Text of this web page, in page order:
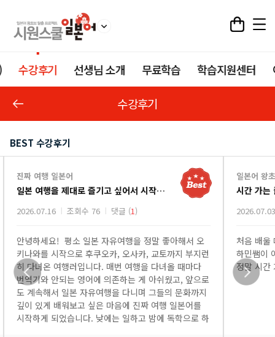
수강후기 선생님 소개 무료학습 학습지원센터
수강후기
BEST 수강후기
진짜 여행 일본어
일본 여행을 제대로 즐기고 싶어서 시작한 진짜 여행 일본어 강의
2026.07.16 조회수 76 댓글 ( 1)
안녕하세요! 평소 일본 자유여행을 정말 좋아해서 오
키나와를 시작으로 후쿠오카, 오사카, 교토까지 부지런
히 다녀온 여행러입니다. 매번 여행을 다녀올 때마다
번역기와 안되는 영어에 의존하는 게 아쉬웠고, 앞으로
도 계속해서 일본 자유여행을 다니며 그들의 문화까지
깊이 있게 배워보고 싶은 마음에 진짜 여행 일본어를
시작하게 되었습니다. 낮에는 일하고 밤에 독학으로 하
일본어 왕
시간 가는
2026.07.03
처음 배울
하민쌤이
정말 시간